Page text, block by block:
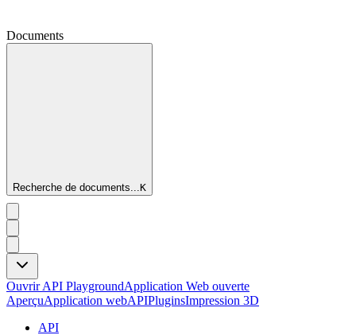
Documents
Recherche de documents...K
Ouvrir API PlaygroundApplication Web ouverte
AperçuApplication webAPIPluginsImpression 3D
API